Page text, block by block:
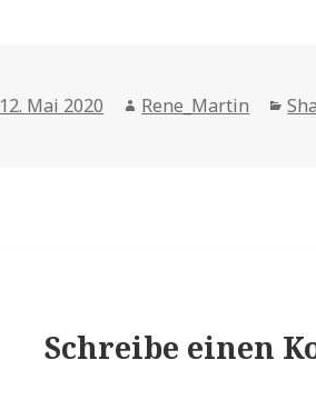
Posted
12. Mai 2020 Author
Rene_Martin
Schreibe einen